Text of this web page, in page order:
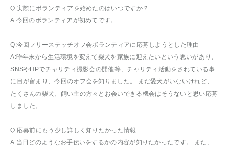
Q:実際にボランティアを始めたのはいつですか？
A:今回のボランティアが初めてです。
Q:今回フリーステッチオフ会ボランティアに応募しようとした理由
A:昨年末から生活環境を変えて柴犬を家族に迎えたいという思いがあり、
SNSやHPでチャリティ撮影会の開催等、チャリティ活動をされている事
に目が留まり、今回のオフ会を知りました。 まだ愛犬がいないけれど、
たくさんの柴犬、飼い主の方々とお会いできる機会はそうないと思い応募
しました。
Q:応募前にもう少し詳しく知りたかった情報
A:当日どのようなお手伝いをするかの内容が知りたかったです。 また、